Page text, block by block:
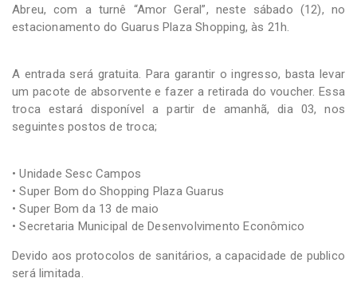
Abreu, com a turnê “Amor Geral”, neste sábado (12), no
estacionamento do Guarus Plaza Shopping, às 21h.
A entrada será gratuita. Para garantir o ingresso, basta levar
um pacote de absorvente e fazer a retirada do voucher. Essa
troca estará disponível a partir de amanhã, dia 03, nos
seguintes postos de troca;
• Unidade Sesc Campos
• Super Bom do Shopping Plaza Guarus
• Super Bom da 13 de maio
• Secretaria Municipal de Desenvolvimento Econômico
Devido aos protocolos de sanitários, a capacidade de publico
será limitada.